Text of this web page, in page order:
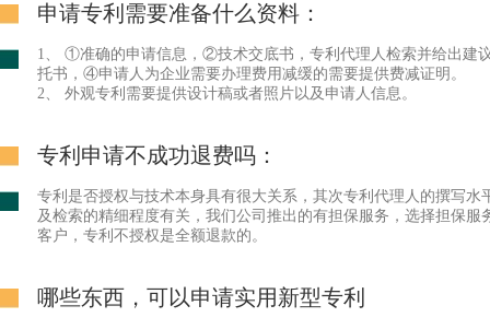
申请专利需要准备什么资料：
1、 ①准确的申请信息，②技术交底书，专利代理人检索并给出建
托书，④申请人为企业需要办理费用减缓的需要提供费减证明。
2、 外观专利需要提供设计稿或者照片以及申请人信息。
专利申请不成功退费吗：
专利是否授权与技术本身具有很大关系，其次专利代理人的撰写水
及检索的精细程度有关，我们公司推出的有担保服务，选择担保服
客户，专利不授权是全额退款的。
哪些东西，可以申请实用新型专利